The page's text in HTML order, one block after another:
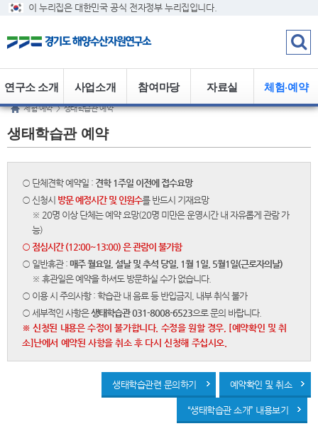
이 누리집은 대한민국 공식 전자정부 누리집입니다.
체험·예약
자료실
참여마당
사업소개
연구소 소개
체험·예약 > 생태학습관 예약
생태학습관 예약
○ 단체견학 예약일 : 견학 1주일 이전에 접수요망
○ 신청시 방문 예정시간 및 인원수를 반드시 기재요망
※ 20명 이상 단체는 예약 요망(20명 미만은 운영시간 내 자유롭게 관람 가
능)
○ 점심시간 (12:00~13:00) 은 관람이 불가함
○ 일반휴관 : 매주 월요일, 설날 및 추석 당일, 1월 1일, 5월1일(근로자의날)
※ 휴관일은 예약을 하셔도 방문하실 수가 없습니다.
○ 이용 시 주의사항 : 학습관 내 음료 등 반입금지, 내부 취식 불가
○ 세부적인 사항은생태학습관 031-8008-6523으로 문의 바랍니다.
※ 신청된 내용은 수정이 불가합니다. 수정을 원할 경우, [예약확인 및 취
소]난에서 예약된 사항을 취소 후 다시 신청해 주십시오.
예약확인 및 취소
생태학습관련 문의하기
“생태학습관 소개” 내용보기